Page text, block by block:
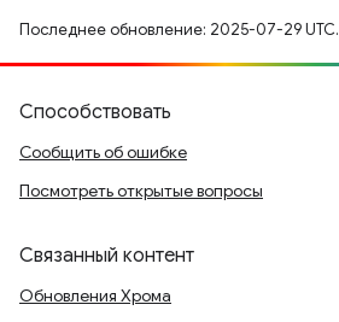
Последнее обновление: 2025-07-29 UTC.
Способствовать
Сообщить об ошибке
Посмотреть открытые вопросы
Связанный контент
Обновления Хрома